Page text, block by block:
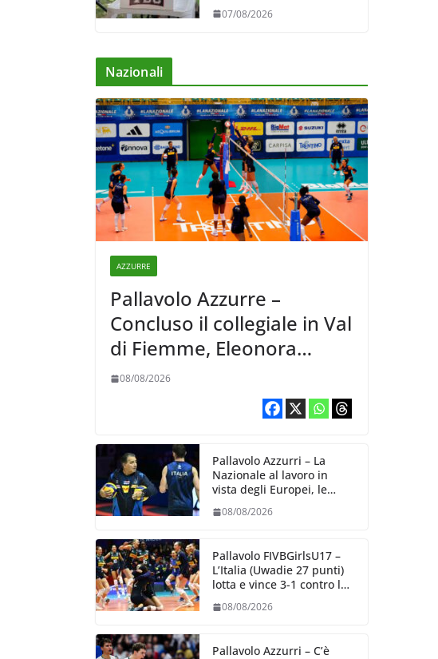
07/08/2026
Nazionali
AZZURRE
Pallavolo Azzurre –
Concluso il collegiale in Val
di Fiemme, Eleonora
Fersino: “Stiamo
lavorando su quei piccoli
dettagli dove poter
migliorare”.
08/08/2026
Pallavolo Azzurri – La
Nazionale al lavoro in
vista degli Europei, le
Ferdinando De Giorgi
08/08/2026
Pallavolo FIVBGirlsU17 –
L’Italia (Uwadie 27 punti)
lotta e vince 3-1 contro la
08/08/2026
Pallavolo Azzurri – C’è